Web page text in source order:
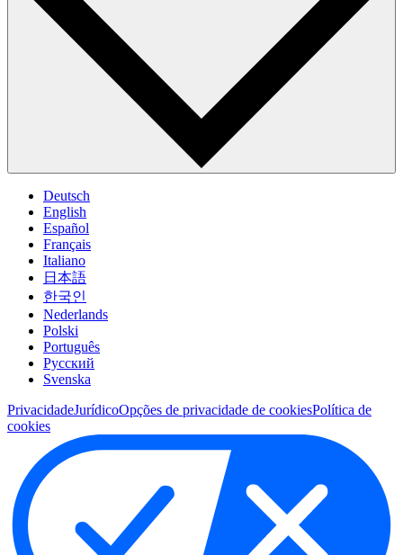
Deutsch
English
Español
Français
Italiano
日本語
한국인
Nederlands
Polski
Português
Pусский
Svenska
PrivacidadeJurídicoOpções de privacidade de cookiesPolítica de
cookies